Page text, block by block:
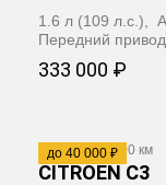
1.6 л (109 л.с.),
Передний привод
333 000 ₽
до 40 000 ₽
2006· 215 000 км
CITROËN C3